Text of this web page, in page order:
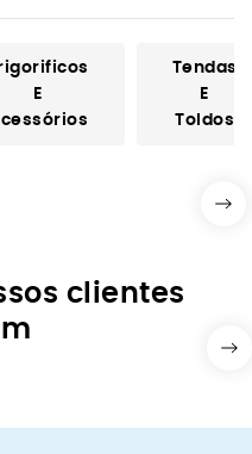
E
Tendas
E
Toldos
clientes